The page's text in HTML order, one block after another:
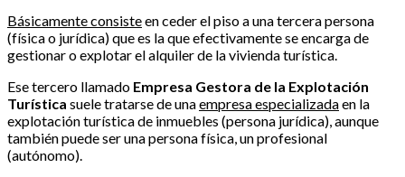
Básicamente consisteen ceder el piso a una tercera persona
(física o jurídica) que es la que efectivamente se encarga de
gestionar o explotar el alquiler de la vivienda turística.
Ese tercero llamado Empresa Gestora de la Explotación
Turística suele tratarse de unaempresa especializadaen la
explotación turística de inmuebles (persona jurídica), aunque
también puede ser una persona física, un profesional
(autónomo).